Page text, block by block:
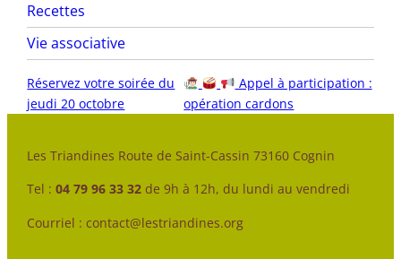
Recettes
Vie associative
Réservez votre soirée du
jeudi 20 octobre
Appel à participation :
opération cardons
Les Triandines Route de Saint-Cassin 73160 Cognin
Tel :04 79 96 33 32 de 9h à 12h, du lundi au vendredi
Courriel : contact@lestriandines.org